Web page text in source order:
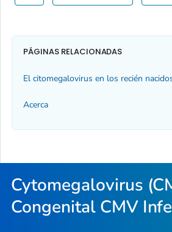
PÁGINAS RELACIONADAS
El citomegalovirus en los recién
Acerca
Cytomegalovirus
Congenital CMV